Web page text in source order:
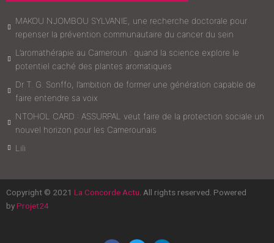
MAKOU NJOMBOU SYLVANIE, une recherche doctorale pour
repenser la prévention communautaire du cancer du sein
L’aromathérapie au Cameroun : quand la science explore le
potentiel caché des plantes aromatiques
Dr T. G. Sonffo, l’ambition de former une génération capable de
faire entendre sa voix
NTOHOL CARD : ASSURPAL veut faire de la protection sociale un
nouvel horizon pour les Camerounais
Lili
Copyright © 2021 La Concorde Actu . All rights reserved. Powered
byProjet24